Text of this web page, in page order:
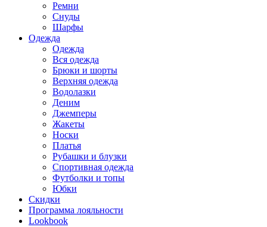
Ремни
Снуды
Шарфы
Одежда
Одежда
Вся одежда
Брюки и шорты
Верхняя одежда
Водолазки
Деним
Джемперы
Жакеты
Носки
Платья
Рубашки и блузки
Спортивная одежда
Футболки и топы
Юбки
Скидки
Программа лояльности
Lookbook